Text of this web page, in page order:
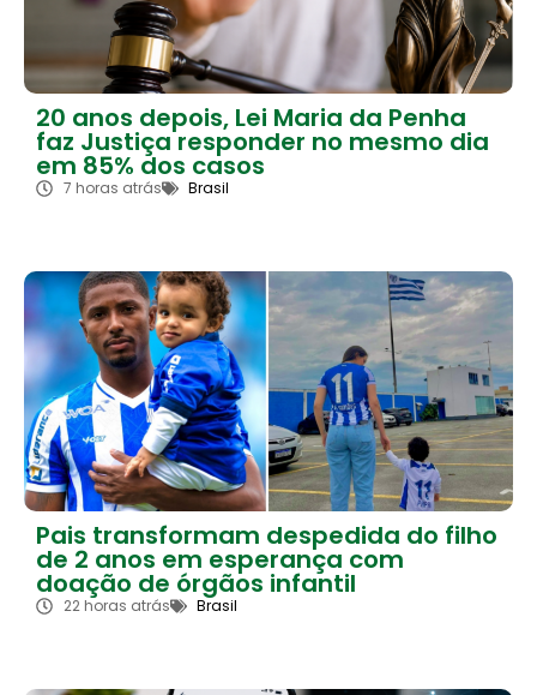
20 anos depois, Lei Maria da Penha
faz Justiça responder no mesmo dia
em 85% dos casos
7 horas atrás Brasil
Pais transformam despedida do filho
de 2 anos em esperança com
doação de órgãos infantil
22 horas atrás Brasil